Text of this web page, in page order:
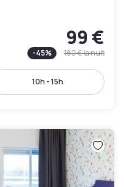
99 €
-45% 180 €la nuit
10h - 15h